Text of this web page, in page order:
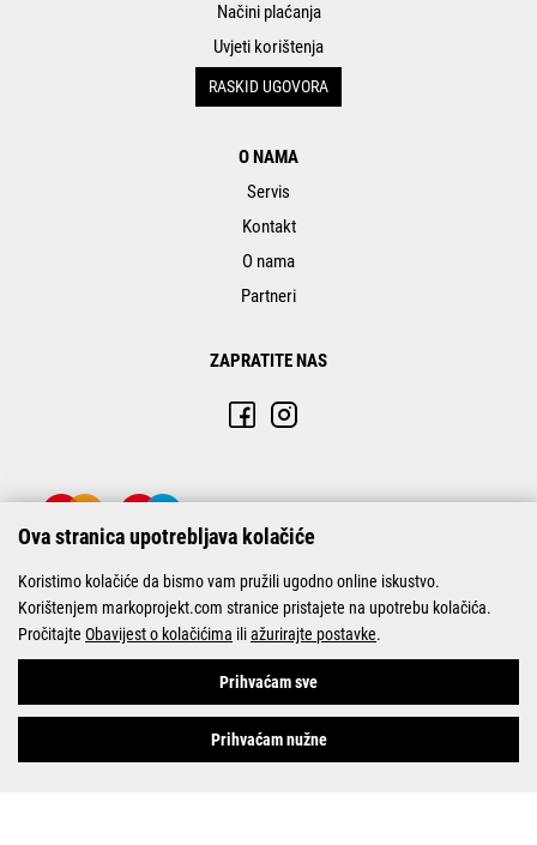
Pogledani proizvodi
Načini plaćanja
Uvjeti korištenja
RASKID UGOVORA
O NAMA
Servis
Kontakt
O nama
Partneri
ZAPRATITE NAS
© Marko-Projekt 2026
Ova stranica upotrebljava kolačiće
Koristimo kolačiće da bismo vam pružili ugodno online iskustvo.
Korištenjem markoprojekt.com stranice pristajete na upotrebu kolačića.
Pročitajte Obavijest o kolačićima iliažurirajte postavke.
Prihvaćam sve
Prihvaćam nužne